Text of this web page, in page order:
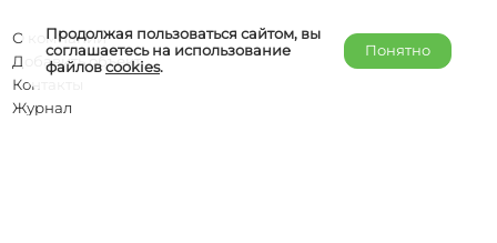
Продолжая пользоваться сайтом, вы
соглашаетесь на использование
файловcookies.
Понятно
О компании
Добавить объект
Контакты
Журнал